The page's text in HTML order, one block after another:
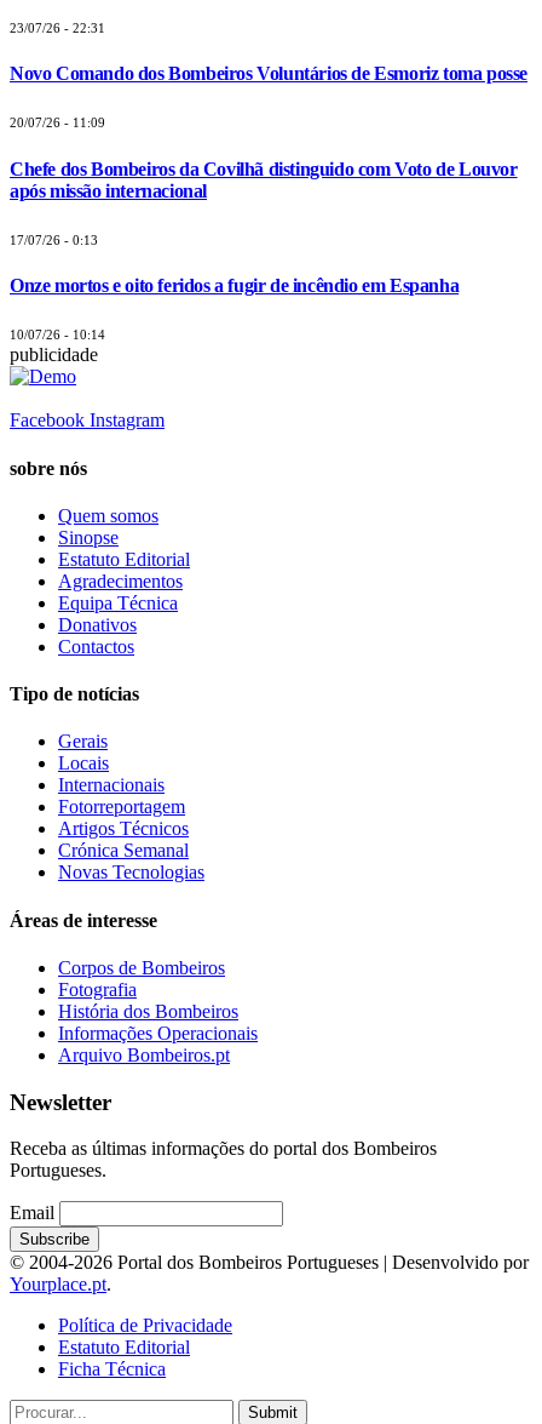
23/07/26 - 22:31
Novo Comando dos Bombeiros Voluntários de Esmoriz toma posse
20/07/26 - 11:09
Chefe dos Bombeiros da Covilhã distinguido com Voto de Louvor
após missão internacional
17/07/26 - 0:13
Onze mortos e oito feridos a fugir de incêndio em Espanha
10/07/26 - 10:14
publicidade
Facebook Instagram
sobre nós
Quem somos
Sinopse
Estatuto Editorial
Agradecimentos
Equipa Técnica
Donativos
Contactos
Tipo de notícias
Gerais
Locais
Internacionais
Fotorreportagem
Artigos Técnicos
Crónica Semanal
Novas Tecnologias
Áreas de interesse
Corpos de Bombeiros
Fotografia
História dos Bombeiros
Informações Operacionais
Arquivo Bombeiros.pt
Newsletter
Receba as últimas informações do portal dos Bombeiros
Portugueses.
Email
© 2004-2026 Portal dos Bombeiros Portugueses | Desenvolvido por
Yourplace.pt.
Política de Privacidade
Estatuto Editorial
Ficha Técnica
Submit